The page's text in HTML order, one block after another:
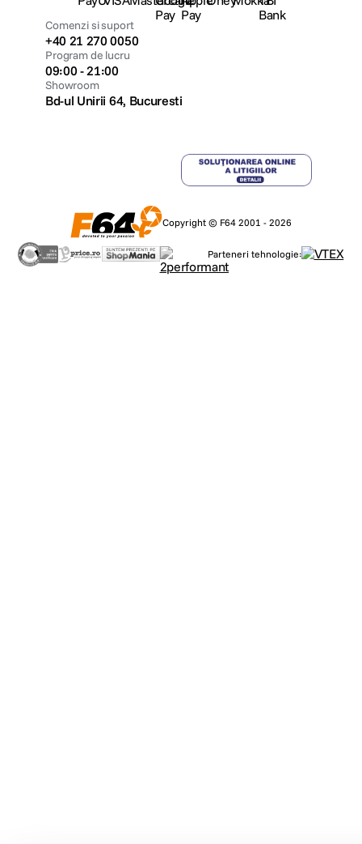
Comenzi si suport
+40 21 270 0050
Program de lucru
09:00 - 21:00
Showroom
Bd-ul Unirii 64, Bucuresti
Copyright © F64 2001 - 2026
Parteneri tehnologie: